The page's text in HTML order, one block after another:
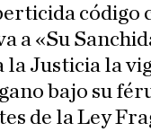
código
a «Su
Justicia la
bajo su
de la Ley